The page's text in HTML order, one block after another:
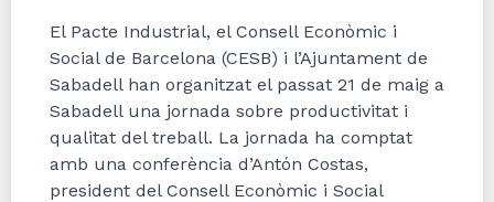
El Pacte Industrial, el Consell Econòmic i
Social de Barcelona (CESB) i l’Ajuntament de
Sabadell han organitzat el passat 21 de maig a
Sabadell una jornada sobre productivitat i
qualitat del treball. La jornada ha comptat
amb una conferència d’Antón Costas,
president del Consell Econòmic i Social